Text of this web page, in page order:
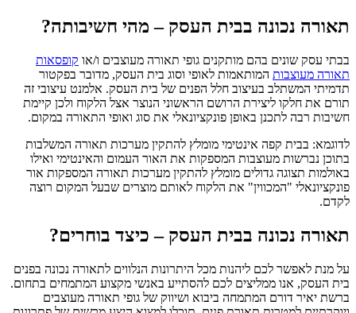
תאורה נכונה בבית העסק – מהי חשיבותה?
בבתי עסק שונים בהם מותקנים גופי תאורה מעוצבים ו/או קופסאות
תאורה מעוצבות המותאמות לאופי וסוג בית העסק, מדובר בפקטור
תדמיתי המשתלב בעיצוב חלל הפנים של בית העסק. אלמנט עיצובי זה
תורם את חלקו ליצירת הרושם הראשוני הנוצר אצל הלקוח ולכן קיימת
חשיבות רבה לתכנן באופן פונקציונאלי את סוג ואופי התאורה במקום.
לדוגמא: בבית קפה אינטימי מומלץ להתקין מערכות תאורה המשלבות
בתוכן נברשות מעוצבות המספקות את האור העמום והאינטימי ואילו
באולמות תצוגה גדולים מומלץ להתקין מערכות תאורה המספקות אור
פונקציונאלי "המכווין" את הלקוח לאותם מוצרים שבעל המקום רוצה
לקדם.
תאורה נכונה בבית העסק – כיצד בוחרים?
על מנת לאפשר לכם ליהנות מכל היתרונות הנלווים לתאורה נכונה בפנים
בית העסק, אנו ממליצים לכם להסתייע באנשי מקצוע המתמחים בתחום.
ברשת יאיר דורם המתמחה ביבוא ושיווק של גופי תאורה מעוצבים